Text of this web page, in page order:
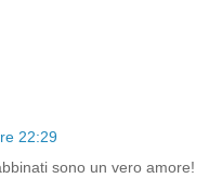
22:29
sono un vero amore!